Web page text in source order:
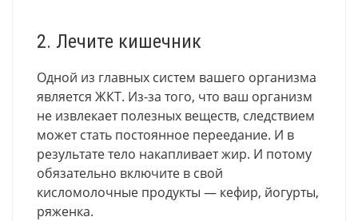
2. Лечите кишечник
Одной из главных систем вашего организма
является ЖКТ. Из-за того, что ваш организм
не извлекает полезных веществ, следствием
может стать постоянное переедание. И в
результате тело накапливает жир. И потому
обязательно включите в свой
кисломолочные продукты — кефир, йогурты,
ряженка.